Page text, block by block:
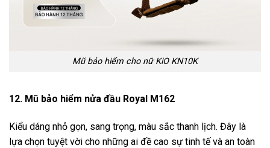
Mũ bảo hiểm cho nữ KiO KN10K
12. Mũ bảo hiểm nửa đầu Royal M162
Kiểu dáng nhỏ gọn, sang trọng, màu sắc thanh lịch. Đây là
lựa chọn tuyệt vời cho những ai đề cao sự tinh tế và an toàn